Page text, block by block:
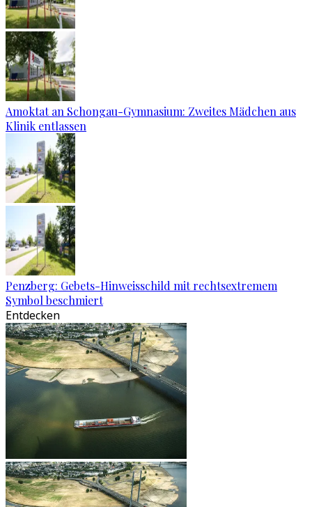
Amoktat an Schongau-Gymnasium: Zweites Mädchen aus
Klinik entlassen
Penzberg: Gebets-Hinweisschild mit rechtsextremem
Symbol beschmiert
Entdecken